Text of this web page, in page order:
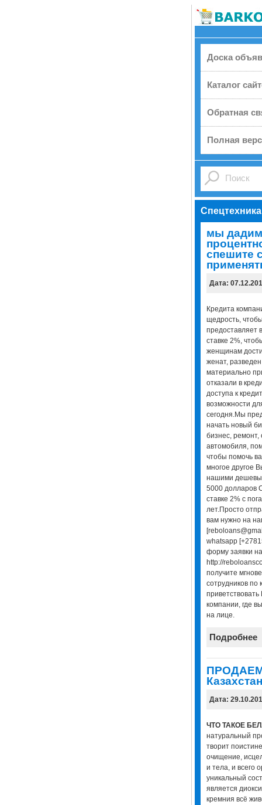
Доска
Каталог
Обратная
Полная
Спецтехника
мы дадим
спешите
Дата:
Кредита
щедрость,
предоставляет
ставке 2%,
женщинам
женат,
материально
отказали в
доступа к
возможности
сегодня.Мы
начать новый
бизнес, ремонт,
автомобиля,
чтобы помочь
многое другое
нашими
5000 долларов
ставке 2% с
лет.Просто
вам нужно на
whatsapp
форму заявки
http://
получите
сотрудников
компании, где
на лице.
Подробнее
Дата:
ЧТО ТАКОЕ
натуральный
творит
очищение,
и тела, и всего
уникальный
является
кремния всё